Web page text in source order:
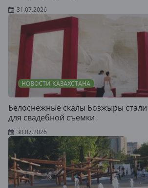
31.07.2026
НОВОСТИ КАЗАХСТАНА
Белоснежные скалы Бозжыры
для свадебной съемки
30.07.2026